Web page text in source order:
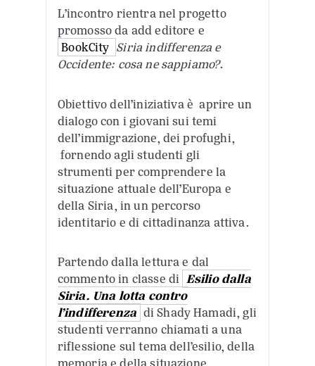
L’incontro rientra nel progetto
promosso da add editore e
BookCity Siria indifferenza e
Occidente: cosa ne sappiamo?.
Obiettivo dell’iniziativa è aprire un
dialogo con i giovani sui temi
dell’immigrazione, dei profughi,
fornendo agli studenti gli
strumenti per comprendere la
situazione attuale dell’Europa e
della Siria, in un percorso
identitario e di cittadinanza attiva.
Partendo dalla lettura e dal
commento in classe di Esilio dalla
Siria. Una lotta contro
l’indifferenza di Shady Hamadi, gli
studenti verranno chiamati a una
riflessione sul tema dell’esilio, della